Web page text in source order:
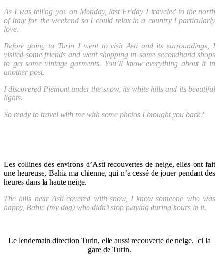
As I was telling you on Monday, last Friday I traveled to the north
of Italy for the weekend so I could relax in a country I particularly
love.
Before going to Turin I went to visit Asti and its surroundings, I
visited some friends and went shopping in some secondhand shops
to get some vintage garments. You’ll know everything about it in
another post.
I discovered Piémont under the snow, its white hills and its beautiful
lights.
So ready to travel with me with some photos I brought you back?
Les collines des environs d’Asti recouvertes de neige, elles ont fait
une heureuse, Bahia ma chienne, qui n’a cessé de jouer pendant des
heures dans la haute neige.
The hills near Asti covered with snow, I know someone who was
happy, Bahia (my dog) who didn’t stop playing during hours in it.
Le lendemain direction Turin, elle aussi recouverte de neige. Ici la
gare de Turin.